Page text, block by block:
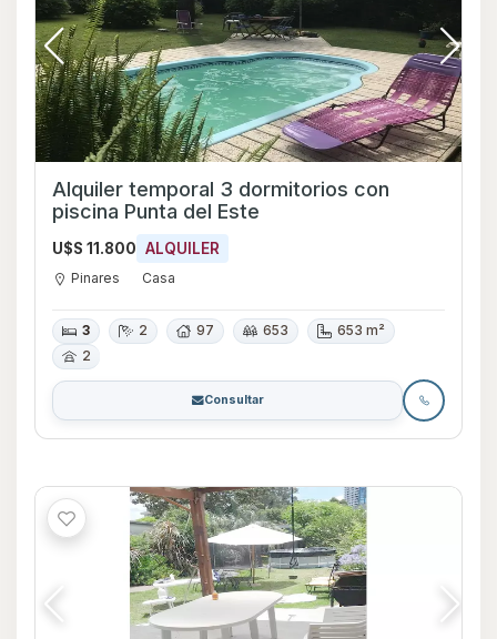
Alquiler temporal 3 dormitorios con
piscina Punta del Este
U$S 11.800 ALQUILER
Pinares Casa
3 2 97 653
653 m²
2
Consultar